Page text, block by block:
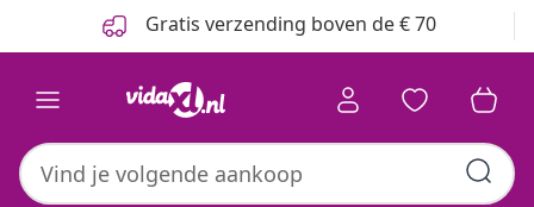
Gratis verzending boven de € 70